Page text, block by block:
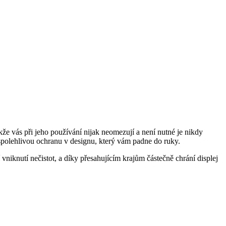
vás při jeho používání nijak neomezují a není nutné je nikdy
ochranu v designu, který vám padne do ruky.
nečistot, a díky přesahujícím krajům částečně chrání displej